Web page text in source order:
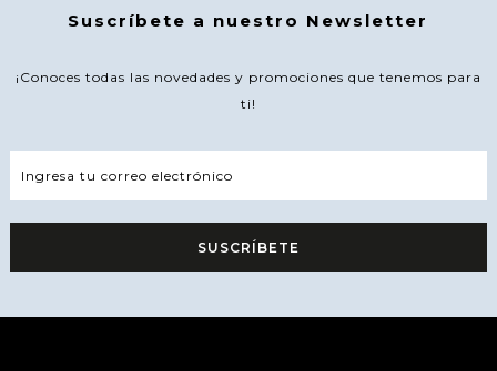
Suscríbete a nuestro Newsletter
¡Conoces todas las novedades y promociones que tenemos para
ti!